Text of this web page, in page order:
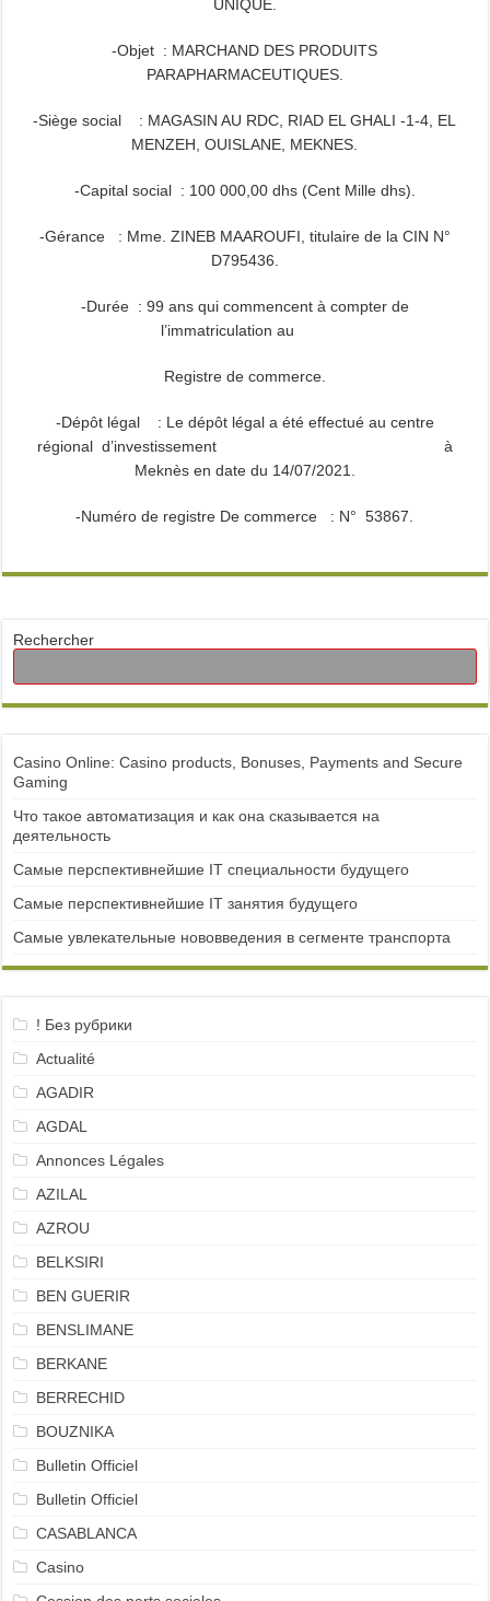
UNIQUE.
-Objet : MARCHAND DES PRODUITS
PARAPHARMACEUTIQUES.
-Siège social : MAGASIN AU RDC, RIAD EL GHALI -1-4, EL
MENZEH, OUISLANE, MEKNES.
-Capital social : 100 000,00 dhs (Cent Mille dhs).
-Gérance : Mme. ZINEB MAAROUFI, titulaire de la CIN N°
D795436.
-Durée : 99 ans qui commencent à compter de
l’immatriculation au
Registre de commerce.
-Dépôt légal : Le dépôt légal a été effectué au centre
régional d’investissement à
Meknès en date du 14/07/2021.
-Numéro de registre De commerce : N° 53867.
Rechercher
Casino Online: Casino products, Bonuses, Payments and Secure
Gaming
Что такое автоматизация и как она сказывается на
деятельность
Самые перспективнейшие IT специальности будущего
Самые перспективнейшие IT занятия будущего
Самые увлекательные нововведения в сегменте транспорта
! Без рубрики
Actualité
AGADIR
AGDAL
Annonces Légales
AZILAL
AZROU
BELKSIRI
BEN GUERIR
BENSLIMANE
BERKANE
BERRECHID
BOUZNIKA
Bulletin Officiel
Bulletin Officiel
CASABLANCA
Casino